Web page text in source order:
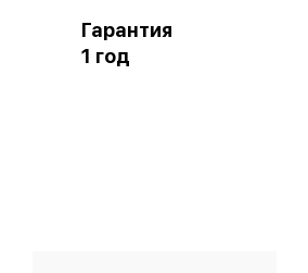
Гарантия
1 год